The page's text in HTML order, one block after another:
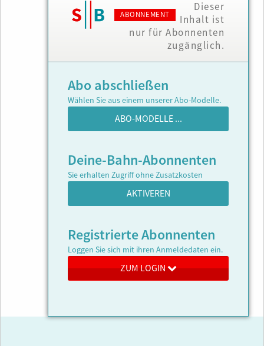
ABONNEMENT
Dieser
Inhalt ist
nur für Abonnenten
zugänglich.
Abo abschließen
Wählen Sie aus einem unserer Abo-Modelle.
ABO-MODELLE ...
Deine-Bahn-Abonnenten
Sie erhalten Zugriff ohne Zusatzkosten
AKTIVEREN
Registrierte Abonnenten
Loggen Sie sich mit ihren Anmeldedaten ein.
ZUM LOGIN